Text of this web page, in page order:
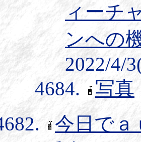
ィーチ
ンへの
2022/4/
写真
今日でａ